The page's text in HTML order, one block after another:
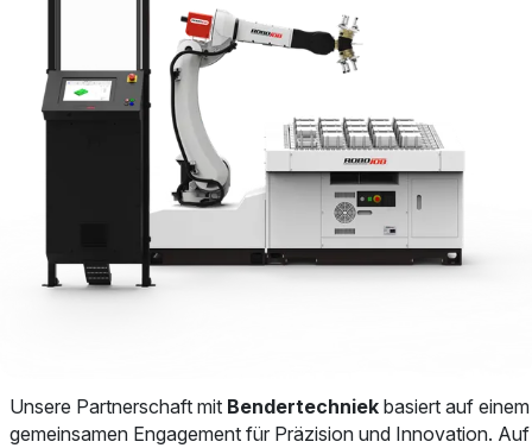
Unsere Partnerschaft mit Bendertechniek basiert auf einem
gemeinsamen Engagement für Präzision und Innovation. Auf